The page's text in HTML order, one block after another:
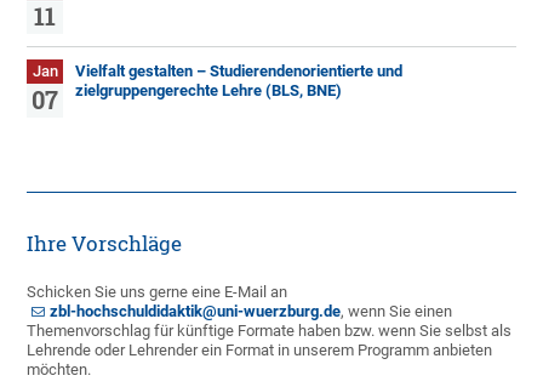
11
Jan
07
Vielfalt gestalten – Studierendenorientierte und
zielgruppengerechte Lehre (BLS, BNE)
Ihre Vorschläge
Schicken Sie uns gerne eine E-Mail an
zbl-hochschuldidaktik@uni-wuerzburg.de, wenn Sie einen
Themenvorschlag für künftige Formate haben bzw. wenn Sie selbst als
Lehrende oder Lehrender ein Format in unserem Programm anbieten
möchten.